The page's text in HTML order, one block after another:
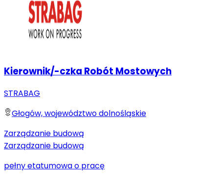
Kierownik/-czka Robót Mostowych
STRABAG
Głogów, województwo dolnośląskie
Zarządzanie budową
Zarządzanie budową
pełny etatumowa o pracę